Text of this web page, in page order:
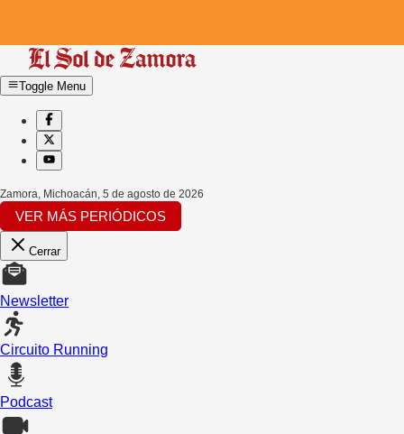
Toggle Menu
Zamora, Michoacán, 5 de agosto de 2026
VER MÁS PERIÓDICOS
Cerrar
Newsletter
Circuito Running
Podcast